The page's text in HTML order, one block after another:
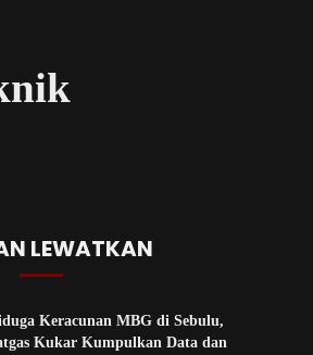
LEWATKAN
Keracunan MBG di Sebulu,
Kukar Kumpulkan Data dan